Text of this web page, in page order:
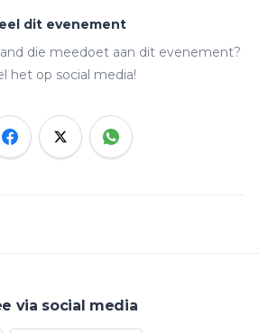
dit evenement
die meedoet aan dit evenement?
het op social media!
via social media